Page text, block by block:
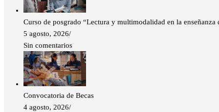
Curso de posgrado “Lectura y multimodalidad en la
5 agosto, 2026/
Sin comentarios
Convocatoria de Becas
4 agosto, 2026/